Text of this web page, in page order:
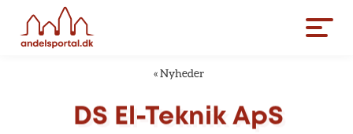
« Nyheder
DS El-Teknik ApS